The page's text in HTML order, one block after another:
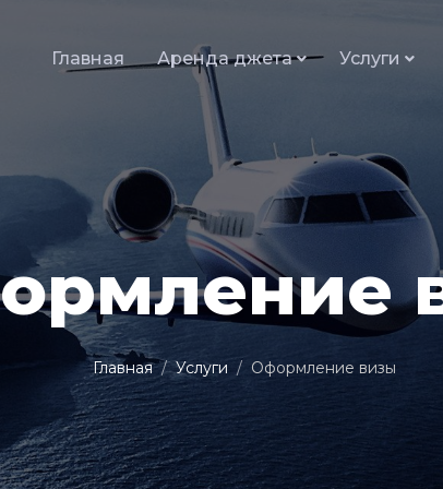
Главная Аренда джета Услуги
Главная Услуги Оформление визы